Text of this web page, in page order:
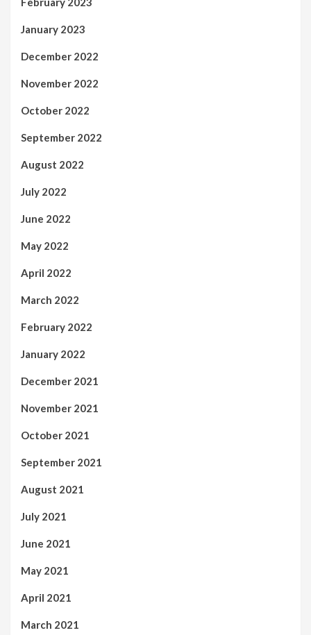
January 2023
December 2022
November 2022
October 2022
September 2022
August 2022
July 2022
June 2022
May 2022
April 2022
March 2022
February 2022
January 2022
December 2021
November 2021
October 2021
September 2021
August 2021
July 2021
June 2021
May 2021
April 2021
March 2021